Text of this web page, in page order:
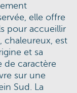
elle offre
pour accueillir
chaleureux, est
et sa
de caractère
sur une
Sud. La